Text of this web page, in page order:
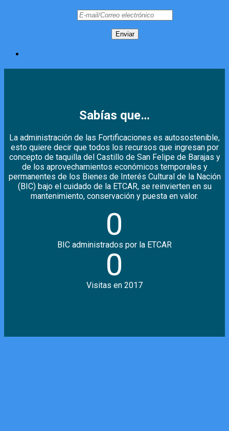
Sabías que…
La administración de las Fortificaciones es autosostenible,
esto quiere decir que todos los recursos que ingresan por
concepto de taquilla del Castillo de San Felipe de Barajas y
de los aprovechamientos económicos temporales y
permanentes de los Bienes de Interés Cultural de la Nación
(BIC) bajo el cuidado de la ETCAR, se reinvierten en su
mantenimiento, conservación y puesta en valor.
0
BIC administrados por la ETCAR
0
Visitas en 2017